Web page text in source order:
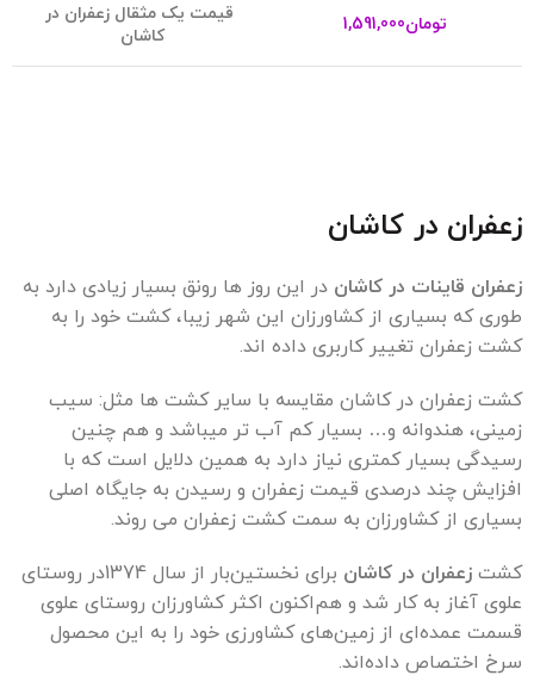
تومان1,591,000
قیمت یک مثقال زعفران در
کاشان
زعفران در کاشان
زعفران قاینات در کاشان در این روز ها رونق بسیار زیادی دارد به
طوری که بسیاری از کشاورزان این شهر زیبا، کشت خود را به
کشت زعفران تغییر کاربری داده اند.
کشت زعفران در کاشان مقایسه با سایر کشت ها مثل: سیب
زمینی، هندوانه و… بسیار کم آب تر میباشد و هم چنین
رسیدگی بسیار کمتری نیاز دارد به همین دلایل است که با
افزایش چند درصدی قیمت زعفران و رسیدن به جایگاه اصلی
بسیاری از کشاورزان به سمت کشت زعفران می روند.
کشت زعفران در کاشان
برای نخستین‌بار از سال 1374در روستای
علوی آغاز به کار شد و هم‌اکنون اکثر کشاورزان روستای علوی
قسمت عمده‌ای از زمین‌های کشاورزی خود را به این محصول
سرخ اختصاص داده‌اند.